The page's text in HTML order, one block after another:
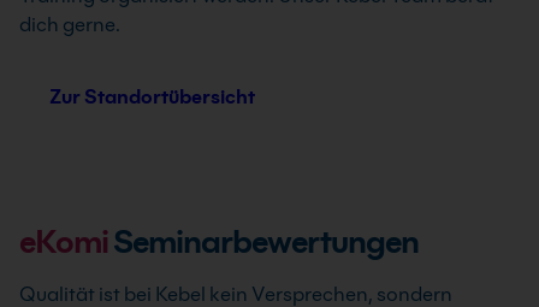
dich gerne.
Zur Standortübersicht
eKomiSeminarbewertungen
Qualität ist bei Kebel kein Versprechen, sondern